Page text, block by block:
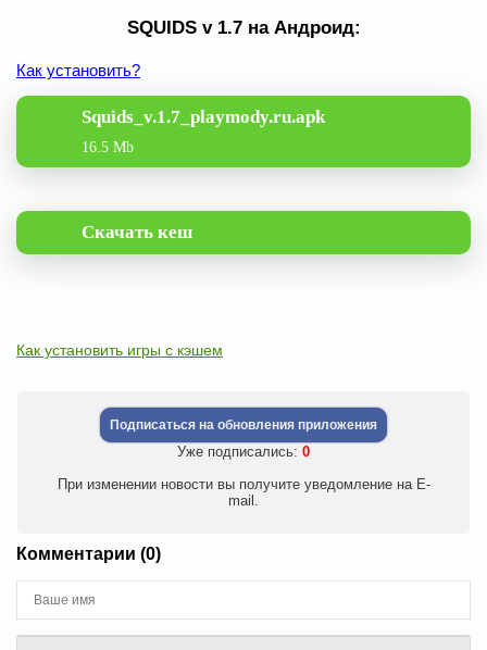
SQUIDS v 1.7 на Андроид:
Как установить?
Squids_v.1.7_playmody.ru.apk
16.5 Mb
Скачать кеш
Как установить игры с кэшем
Подписаться на обновления приложения
Уже подписались: 0
При изменении новости вы получите уведомление на E-
mail.
Комментарии (0)